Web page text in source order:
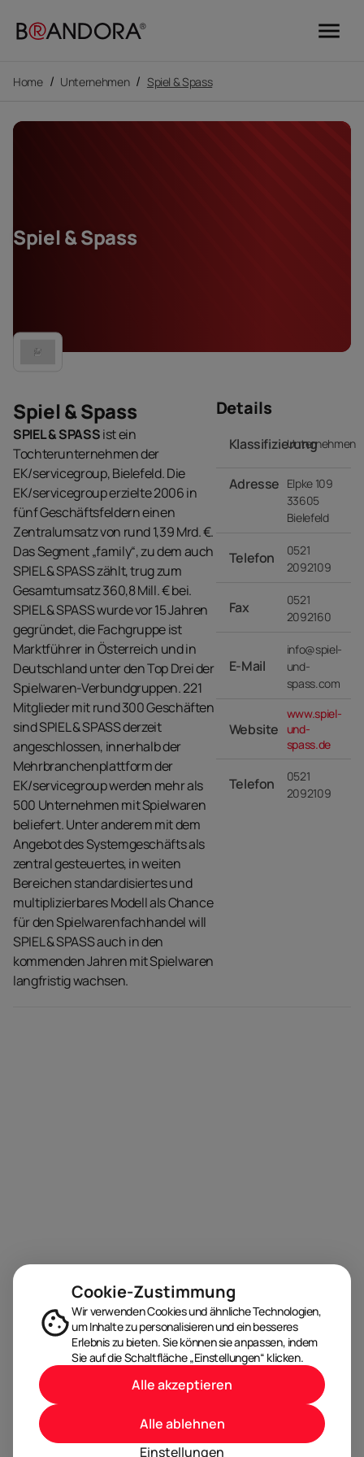
menu
Home / Unternehmen / Spiel & Spass
Spiel & Spass
Spiel & Spass
SPIEL & SPASSist ein
Tochterunternehmen der
EK/servicegroup, Bielefeld. Die
EK/servicegroup erzielte 2006 in
fünf Geschäftsfeldern einen
Zentralumsatz von rund 1,39 Mrd. €.
Das Segment „family“, zu dem auch
SPIEL & SPASS zählt, trug zum
Gesamtumsatz 360,8 Mill. € bei.
SPIEL & SPASS wurde vor 15 Jahren
gegründet, die Fachgruppe ist
Marktführer in Österreich und in
Deutschland unter den Top Drei der
Spielwaren-Verbundgruppen. 221
Mitglieder mit rund 300 Geschäften
sind SPIEL & SPASS derzeit
angeschlossen, innerhalb der
Mehrbranchenplattform der
EK/servicegroup werden mehr als
500 Unternehmen mit Spielwaren
beliefert. Unter anderem mit dem
Angebot des Systemgeschäfts als
zentral gesteuertes, in weiten
Bereichen standardisiertes und
multiplizierbares Modell als Chance
für den Spielwarenfachhandel will
SPIEL & SPASS auch in den
kommenden Jahren mit Spielwaren
langfristig wachsen.
Details
KlassifizierungUnternehmen
Adresse Elpke 109
33605
Bielefeld
Telefon
0521
2092109
Fax
0521
2092160
E-Mail
info@spiel-
und-
spass.com
Website
www.spiel-
und-
spass.de
Telefon
0521
2092109
Cookie-Zustimmung
Wir verwenden Cookies und ähnliche Technologien,
um Inhalte zu personalisieren und ein besseres
Erlebnis zu bieten. Sie können sie anpassen, indem
Sie auf die Schaltfläche „Einstellungen“ klicken.
Einstellungen
Alle ablehnen
Alle akzeptieren